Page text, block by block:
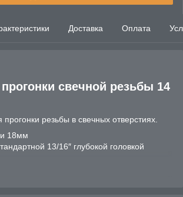
Доставка Оплата
свечной резьбы 14
резьбы в свечных отверстиях.
18мм
13/16″ глубокой головкой